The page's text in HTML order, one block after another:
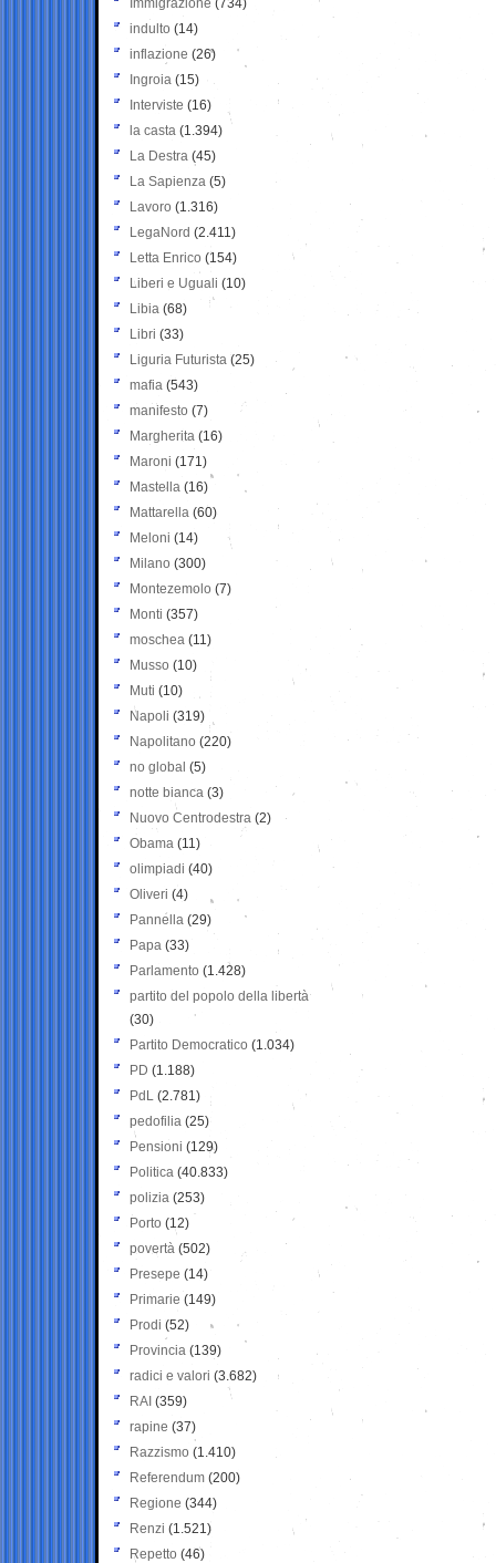
Immigrazione (734)
indulto (14)
inflazione (26)
Ingroia (15)
Interviste (16)
la casta (1.394)
La Destra (45)
La Sapienza (5)
Lavoro (1.316)
LegaNord (2.411)
Letta Enrico (154)
Liberi e Uguali (10)
Libia (68)
Libri (33)
Liguria Futurista (25)
mafia (543)
manifesto (7)
Margherita (16)
Maroni (171)
Mastella (16)
Mattarella (60)
Meloni (14)
Milano (300)
Montezemolo (7)
Monti (357)
moschea (11)
Musso (10)
Muti (10)
Napoli (319)
Napolitano (220)
no global (5)
notte bianca (3)
Nuovo Centrodestra (2)
Obama (11)
olimpiadi (40)
Oliveri (4)
Pannella (29)
Papa (33)
Parlamento (1.428)
partito del popolo della libertà
(30)
Partito Democratico (1.034)
PD (1.188)
PdL (2.781)
pedofilia (25)
Pensioni (129)
Politica (40.833)
polizia (253)
Porto (12)
povertà (502)
Presepe (14)
Primarie (149)
Prodi (52)
Provincia (139)
radici e valori (3.682)
RAI (359)
rapine (37)
Razzismo (1.410)
Referendum (200)
Regione (344)
Renzi (1.521)
Repetto (46)